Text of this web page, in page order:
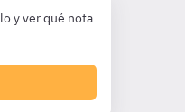
y ver qué nota